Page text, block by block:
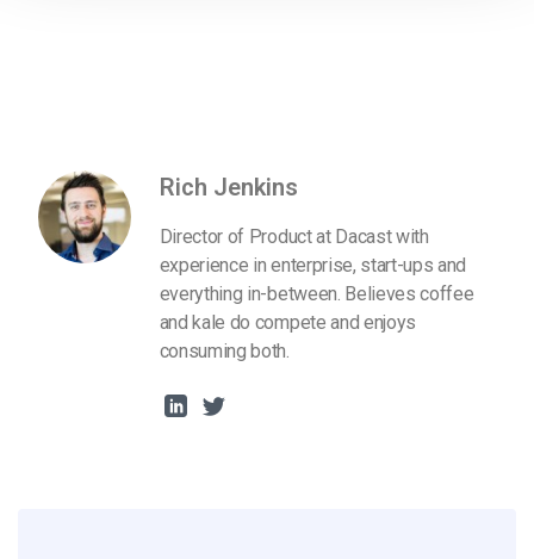
Rich Jenkins
Director of Product at Dacast with
experience in enterprise, start-ups and
everything in-between. Believes coffee
and kale do compete and enjoys
consuming both.